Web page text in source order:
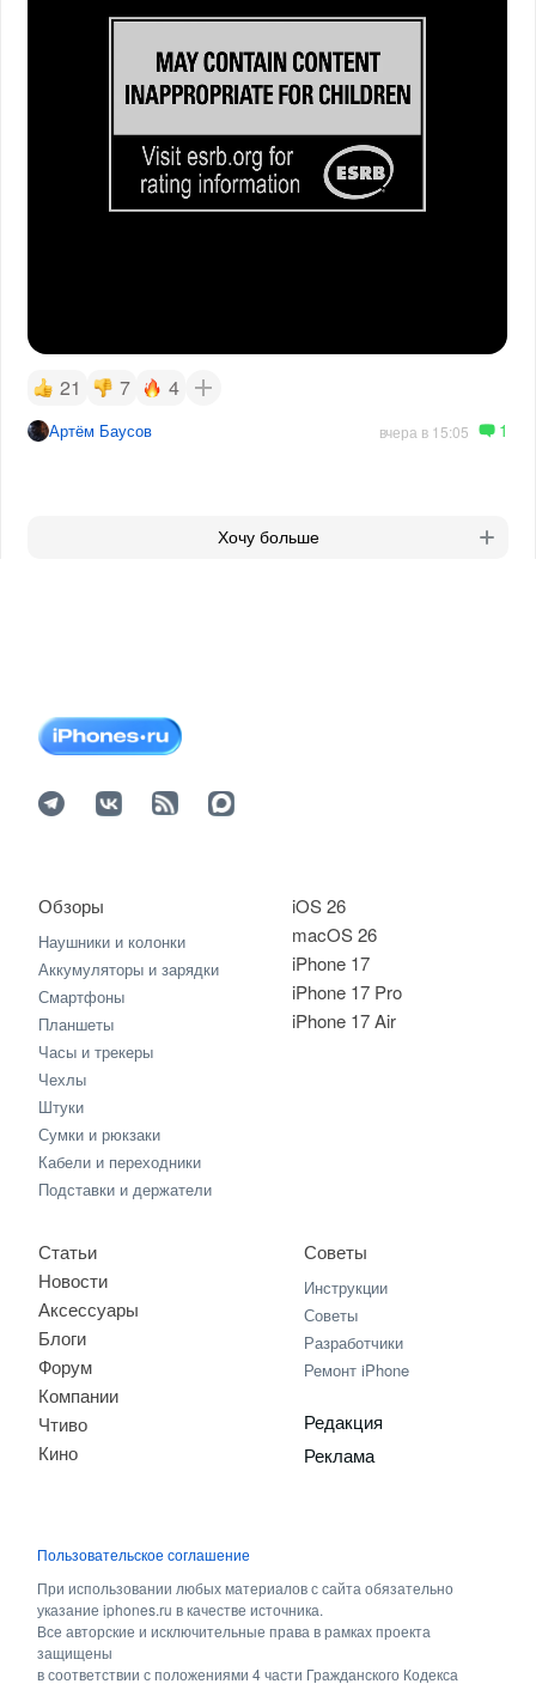
21 7 4
Артём Баусов вчера в 15:05 1
Хочу больше
iOS 26
macOS 26
iPhone 17
iPhone 17 Pro
iPhone 17 Air
Обзоры
Наушники и колонки
Аккумуляторы и зарядки
Смартфоны
Планшеты
Часы и трекеры
Чехлы
Штуки
Сумки и рюкзаки
Кабели и переходники
Подставки и держатели
Статьи
Новости
Аксессуары
Блоги
Форум
Компании
Чтиво
Кино
Советы
Инструкции
Советы
Разработчики
Ремонт iPhone
Редакция
Реклама
Пользовательское соглашение
При использовании любых материалов с сайта обязательно
указание iphones.ru в качестве источника.
Все авторские и исключительные права в рамках проекта
защищены
в соответствии с положениями 4 части Гражданского Кодекса